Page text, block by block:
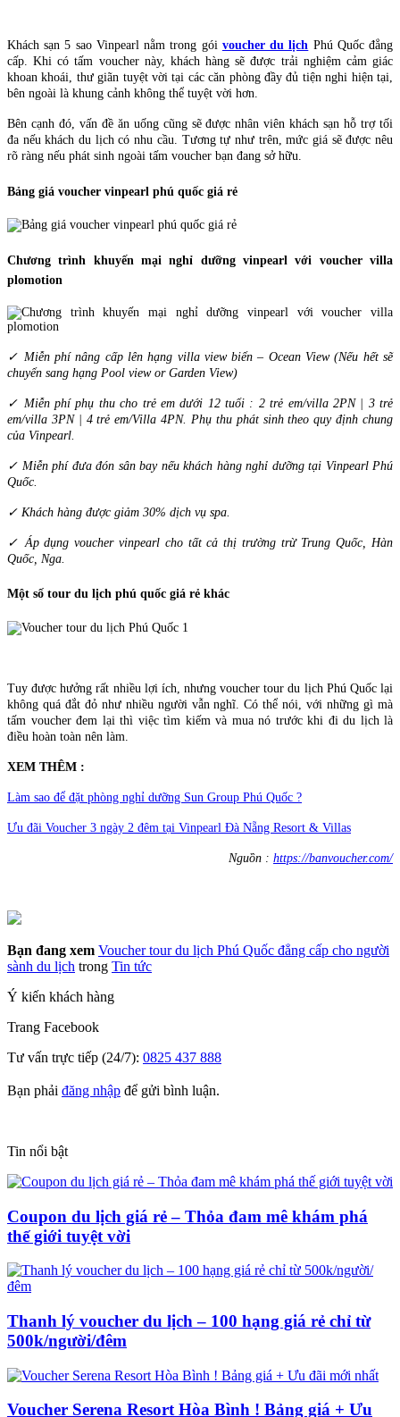
Khách sạn 5 sao Vinpearl nằm trong gói voucher du lịch Phú Quốc đẳng
cấp. Khi có tấm voucher này, khách hàng sẽ được trải nghiệm cảm giác
khoan khoái, thư giãn tuyệt vời tại các căn phòng đầy đủ tiện nghi hiện tại,
bên ngoài là khung cảnh không thể tuyệt vời hơn.
Bên cạnh đó, vấn đề ăn uống cũng sẽ được nhân viên khách sạn hỗ trợ tối
đa nếu khách du lịch có nhu cầu. Tương tự như trên, mức giá sẽ được nêu
rõ ràng nếu phát sinh ngoài tấm voucher bạn đang sở hữu.
Bảng giá voucher vinpearl phú quốc giá rẻ
Chương trình khuyến mại nghỉ dưỡng vinpearl với voucher villa
plomotion
✓ Miễn phí nâng cấp lên hạng villa view biển – Ocean View (Nếu hết sẽ
chuyển sang hạng Pool view or Garden View)
✓ Miễn phí phụ thu cho trẻ em dưới 12 tuổi : 2 trẻ em/villa 2PN | 3 trẻ
em/villa 3PN | 4 trẻ em/Villa 4PN. Phụ thu phát sinh theo quy định chung
của Vinpearl.
✓ Miễn phí đưa đón sân bay nếu khách hàng nghỉ dưỡng tại Vinpearl Phú
Quốc.
✓ Khách hàng được giảm 30% dịch vụ spa.
✓ Áp dụng voucher vinpearl cho tất cả thị trường trừ Trung Quốc, Hàn
Quốc, Nga.
Một số tour du lịch phú quốc giá rẻ khác
Tuy được hưởng rất nhiều lợi ích, nhưng voucher tour du lịch Phú Quốc lại
không quá đắt đỏ như nhiều người vẫn nghĩ. Có thể nói, với những gì mà
tấm voucher đem lại thì việc tìm kiếm và mua nó trước khi đi du lịch là
điều hoàn toàn nên làm.
XEM THÊM :
Làm sao để đặt phòng nghỉ dưỡng Sun Group Phú Quốc ?
Ưu đãi Voucher 3 ngày 2 đêm tại Vinpearl Đà Nẵng Resort & Villas
Nguồn : https://banvoucher.com/
Bạn đang xem Voucher tour du lịch Phú Quốc đẳng cấp cho người
sành du lịch trong Tin tức
Ý kiến khách hàng
Trang Facebook
Tư vấn trực tiếp (24/7): 0825 437 888
Bạn phải đăng nhập để gửi bình luận.
Tin nổi bật
Coupon du lịch giá rẻ – Thỏa đam mê khám phá
thế giới tuyệt vời
Thanh lý voucher du lịch – 100 hạng giá rẻ chỉ từ
500k/người/đêm
Voucher Serena Resort Hòa Bình ! Bảng giá + Ưu